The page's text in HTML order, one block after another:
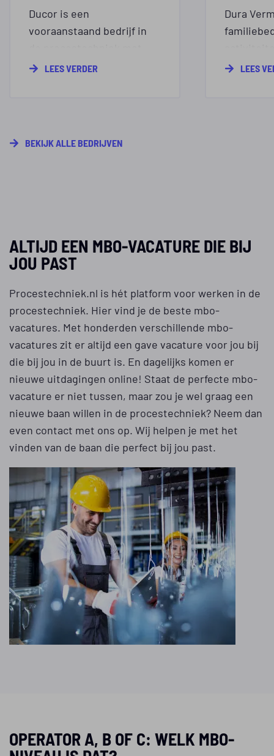
Ducor is een
vooraanstaand bedrijf in
een indrukwekkende staat
en professionele groei
professionals die hun
carrière willen laten
floreren in de wereld van
de procestechniek.
LEES VERDER
Dura
vanLEES
BEKIJK ALLE BEDRIJVEN
ALTIJD EEN MBO-VACATURE DIE BIJ
JOU PAST
Procestechniek.nl is hét platform voor werken in de
procestechniek. Hier vind je de beste mbo-
vacatures. Met honderden verschillende mbo-
vacatures zit er altijd een gave vacature voor jou bij
die bij jou in de buurt is. En dagelijks komen er
nieuwe uitdagingen online! Staat de perfecte mbo-
vacature er niet tussen, maar zou je wel graag een
nieuwe baan willen in de procestechniek? Neem dan
even contact met ons op. Wij helpen je met het
vinden van de baan die perfect bij jou past.
OPERATOR A, B OF C: WELK MBO-